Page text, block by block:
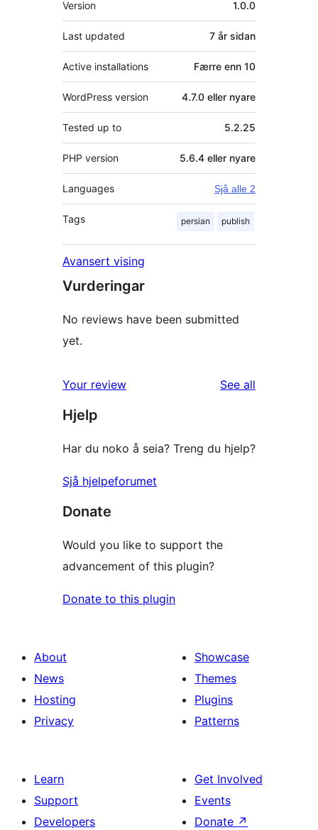
Version 1.0.0
Last updated 7 år sidan
Active installations Færre enn 10
WordPress version 4.7.0 eller nyare
Tested up to 5.2.25
PHP version 5.6.4 eller nyare
Languages Sjå alle 2
Tags persian publish
Avansert vising
Vurderingar
No reviews have been submitted
yet.
Your review See all
Hjelp
Har du noko å seia? Treng du hjelp?
Sjå hjelpeforumet
Donate
Would you like to support the
advancement of this plugin?
Donate to this plugin
About
News
Hosting
Privacy
Showcase
Themes
Plugins
Patterns
Learn
Support
Developers
Get Involved
Events
Donate ↗